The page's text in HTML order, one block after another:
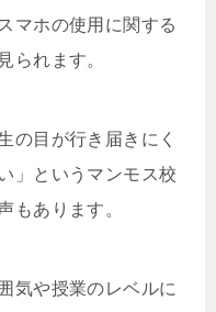
マホの使用に関する
られます。
の目が行き届きにく
」というマンモス校
もあります。
気や授業のレベルに